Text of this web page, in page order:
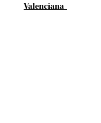
Valenciana